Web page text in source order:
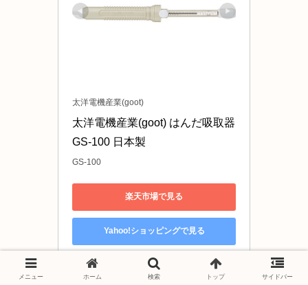
太洋電機産業(goot)
太洋電機産業(goot) はんだ吸取器
GS-100 日本製
GS-100
楽天市場で見る
Yahoo!ショッピングで見る
Amazonで見る
メニュー ホーム 検索 トップ サイドバー